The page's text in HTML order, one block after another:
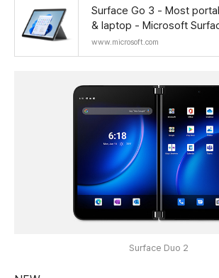
Surface Go 3 - Most
& laptop - Microsoft
www.microsoft.com
Surface Duo 2